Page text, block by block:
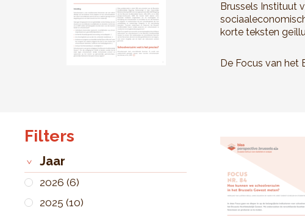
Brussels Instituut
korte teksten
De Focus van het
Filters
Jaar
2026 (6)
2025 (10)